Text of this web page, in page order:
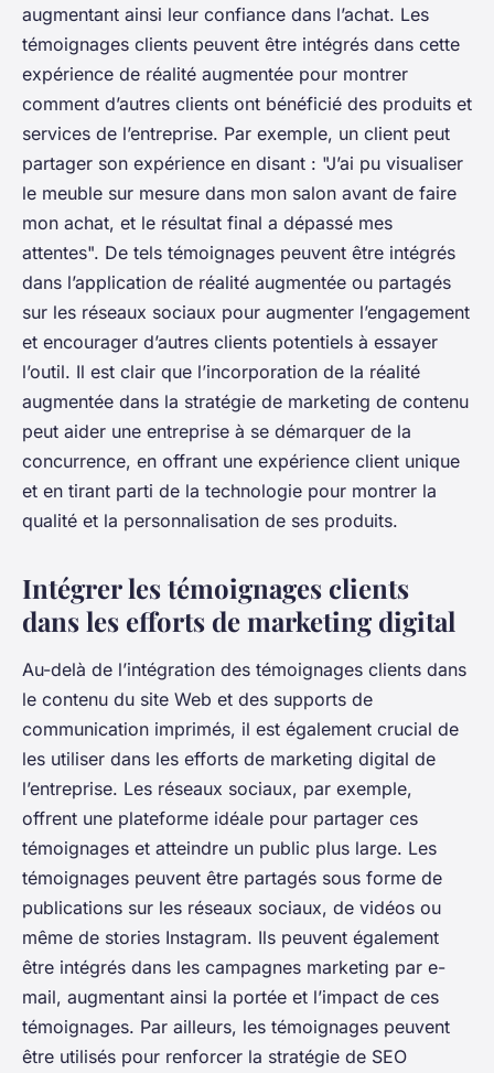
augmentant ainsi leur confiance dans l’achat. Les
témoignages clients peuvent être intégrés dans cette
expérience de réalité augmentée pour montrer
comment d’autres clients ont bénéficié des produits et
services de l’entreprise. Par exemple, un client peut
partager son expérience en disant : "J’ai pu visualiser
le meuble sur mesure dans mon salon avant de faire
mon achat, et le résultat final a dépassé mes
attentes". De tels témoignages peuvent être intégrés
dans l’application de réalité augmentée ou partagés
sur les réseaux sociaux pour augmenter l’engagement
et encourager d’autres clients potentiels à essayer
l’outil. Il est clair que l’incorporation de la réalité
augmentée dans la stratégie de marketing de contenu
peut aider une entreprise à se démarquer de la
concurrence, en offrant une expérience client unique
et en tirant parti de la technologie pour montrer la
qualité et la personnalisation de ses produits.
Intégrer les témoignages clients
dans les efforts de marketing digital
Au-delà de l’intégration des témoignages clients dans
le contenu du site Web et des supports de
communication imprimés, il est également crucial de
les utiliser dans les efforts de marketing digital de
l’entreprise. Les réseaux sociaux, par exemple,
offrent une plateforme idéale pour partager ces
témoignages et atteindre un public plus large. Les
témoignages peuvent être partagés sous forme de
publications sur les réseaux sociaux, de vidéos ou
même de stories Instagram. Ils peuvent également
être intégrés dans les campagnes marketing par e-
mail, augmentant ainsi la portée et l’impact de ces
témoignages. Par ailleurs, les témoignages peuvent
être utilisés pour renforcer la stratégie de SEO